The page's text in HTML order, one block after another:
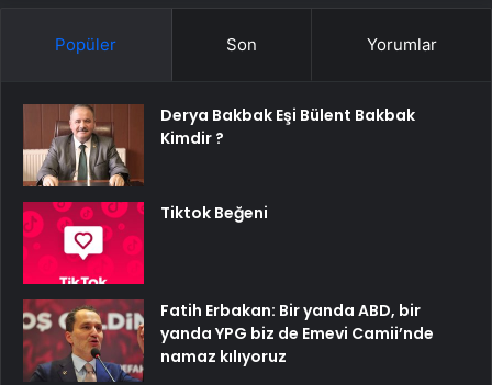
Popüler Son Yorumlar
Derya Bakbak Eşi Bülent Bakbak
Kimdir ?
Tiktok Beğeni
Fatih Erbakan: Bir yanda ABD, bir
yanda YPG biz de Emevi Camii’nde
namaz kılıyoruz